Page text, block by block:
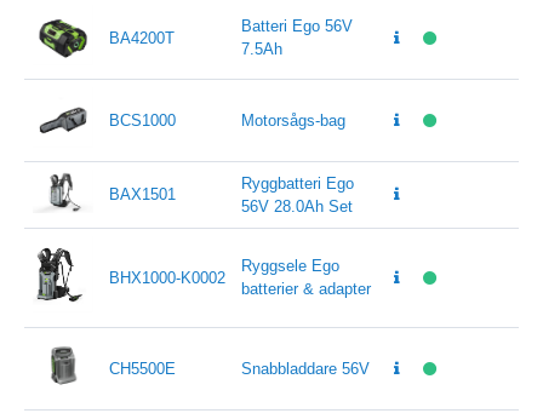
BA4200T
Batteri Ego 56V
7.5Ah
BCS1000 Motorsågs-bag
BAX1501
Ryggbatteri Ego
56V 28.0Ah Set
BHX1000-K0002
Ryggsele Ego
batterier & adapter
CH5500E Snabbladdare 56V